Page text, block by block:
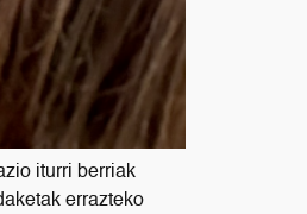
iturri berriak
errazteko